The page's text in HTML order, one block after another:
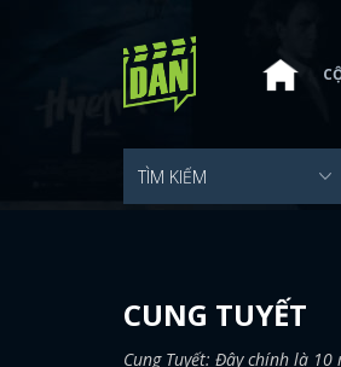
CUNG TUYẾT
Cung Tuyết: Đây chính là